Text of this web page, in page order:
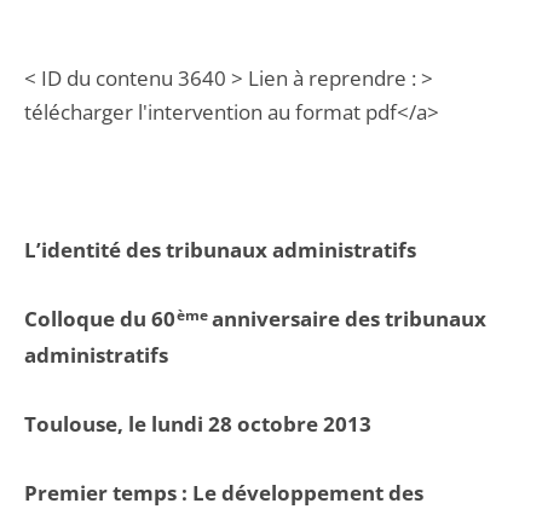
< ID du contenu 3640 > Lien à reprendre : >
télécharger l'intervention au format pdf</a>
L’identité des tribunaux administratifs
Colloque du 60èmeanniversaire des tribunaux
administratifs
Toulouse, le lundi 28 octobre 2013
Premier temps : Le développement des